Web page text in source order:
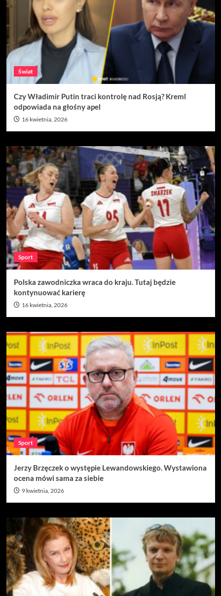
Świat
Czy Władimir Putin traci kontrolę nad Rosją? Kreml
odpowiada na głośny apel
16 kwietnia, 2026
Sport
Polska zawodniczka wraca do kraju. Tutaj będzie
kontynuować karierę
16 kwietnia, 2026
Sport
Jerzy Brzęczek o występie Lewandowskiego. Wystawiona
ocena mówi sama za siebie
9 kwietnia, 2026